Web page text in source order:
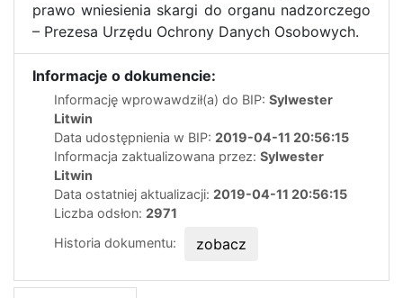
prawo wniesienia skargi do organu nadzorczego
– Prezesa Urzędu Ochrony Danych Osobowych.
Informacje o dokumencie:
Informację wprowawdził(a) do BIP: Sylwester
Litwin
Data udostępnienia w BIP: 2019-04-11 20:56:15
Informacja zaktualizowana przez: Sylwester
Litwin
Data ostatniej aktualizacji: 2019-04-11 20:56:15
Liczba odsłon: 2971
Historia dokumentu:
zobacz